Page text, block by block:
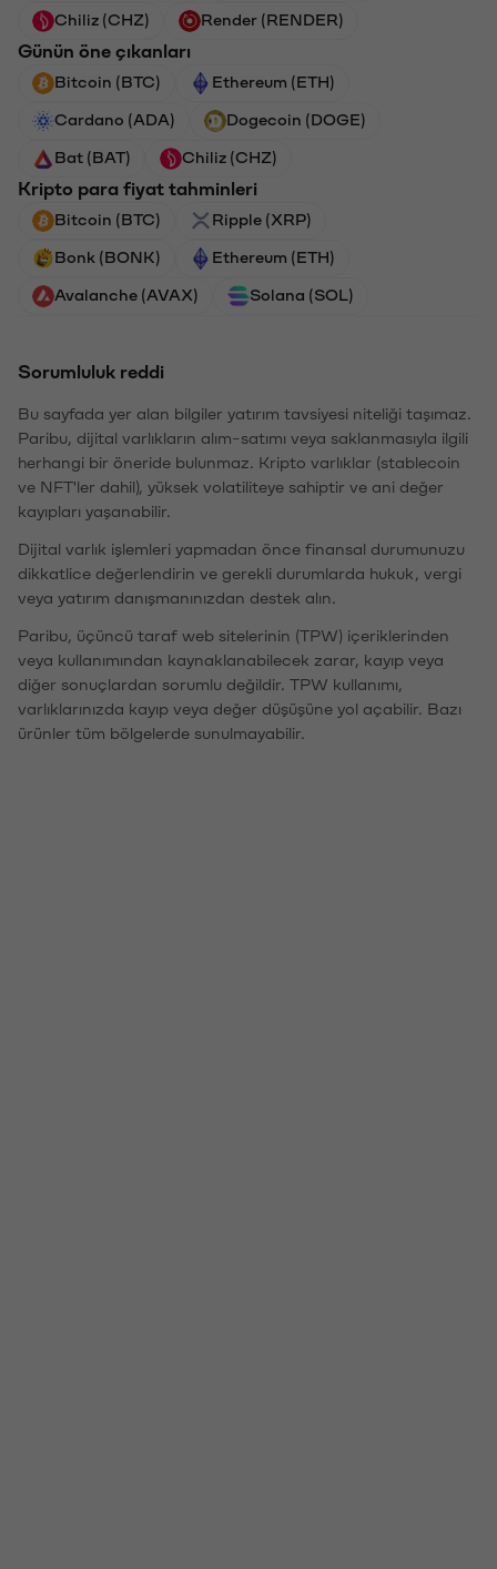
Chiliz (CHZ) Render (RENDER)
Günün öne çıkanları
Bitcoin (BTC) Ethereum (ETH)
Cardano (ADA) Dogecoin (DOGE)
Bat (BAT) Chiliz (CHZ)
Kripto para fiyat tahminleri
Bitcoin (BTC) Ripple (XRP)
Bonk (BONK) Ethereum (ETH)
Avalanche (AVAX) Solana (SOL)
Sorumluluk reddi
Bu sayfada yer alan bilgiler yatırım tavsiyesi niteliği taşımaz.
Paribu, dijital varlıkların alım-satımı veya saklanmasıyla ilgili
herhangi bir öneride bulunmaz. Kripto varlıklar (stablecoin
ve NFT'ler dahil), yüksek volatiliteye sahiptir ve ani değer
kayıpları yaşanabilir.
Dijital varlık işlemleri yapmadan önce finansal durumunuzu
dikkatlice değerlendirin ve gerekli durumlarda hukuk, vergi
veya yatırım danışmanınızdan destek alın.
Paribu, üçüncü taraf web sitelerinin (TPW) içeriklerinden
veya kullanımından kaynaklanabilecek zarar, kayıp veya
diğer sonuçlardan sorumlu değildir. TPW kullanımı,
varlıklarınızda kayıp veya değer düşüşüne yol açabilir. Bazı
ürünler tüm bölgelerde sunulmayabilir.